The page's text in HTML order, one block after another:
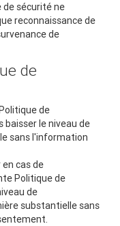
sécurité ne
reconnaissance de
de
de
de
le niveau de
sans l'information
cas de
Politique de
de
substantielle sans